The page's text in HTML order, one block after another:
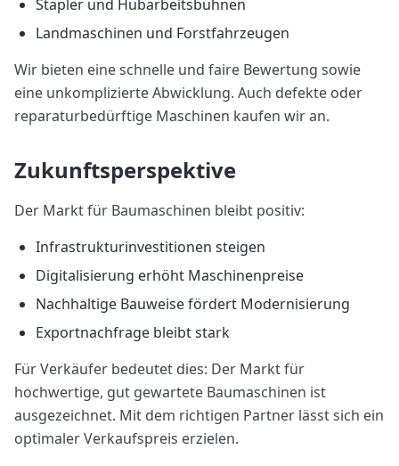
Stapler und Hubarbeitsbühnen
Landmaschinen und Forstfahrzeugen
Wir bieten eine schnelle und faire Bewertung sowie
eine unkomplizierte Abwicklung. Auch defekte oder
reparaturbedürftige Maschinen kaufen wir an.
Zukunftsperspektive
Der Markt für Baumaschinen bleibt positiv:
Infrastrukturinvestitionen steigen
Digitalisierung erhöht Maschinenpreise
Nachhaltige Bauweise fördert Modernisierung
Exportnachfrage bleibt stark
Für Verkäufer bedeutet dies: Der Markt für
hochwertige, gut gewartete Baumaschinen ist
ausgezeichnet. Mit dem richtigen Partner lässt sich ein
optimaler Verkaufspreis erzielen.